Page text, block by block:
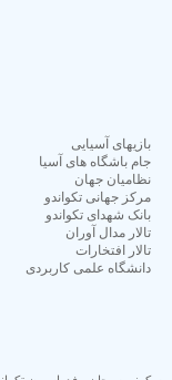
بازیهای آسیایی
جام باشگاه های آسیا
نظامیان جهان
مرکز جهانی تکواندو
بانک شهدای تکواندو
تالار مدال آوران
تالار افتخارات
دانشگاه علمی کاربردی